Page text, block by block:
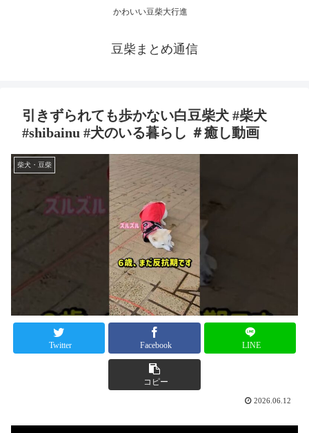
かわいい豆柴大行進
豆柴まとめ通信
引きずられても歩かない白豆柴犬 #柴犬
#shibainu #犬のいる暮らし ＃癒し動画
柴犬・豆柴
Twitter Facebook LINE
コピー
2026.06.12